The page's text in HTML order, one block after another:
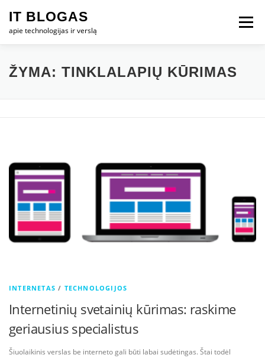
turinio
IT BLOGAS
apie technologijas ir verslą
Meniu
PRADŽIA IT VERSLAS KOMPIUTERIAI
ŽYMA: TINKLALAPIŲ KŪRIMAS
INTERNETAS / TECHNOLOGIJOS
Internetinių svetainių kūrimas: raskime
geriausius specialistus
Šiuolaikinis verslas be interneto gali būti labai sudėtingas. Štai todėl